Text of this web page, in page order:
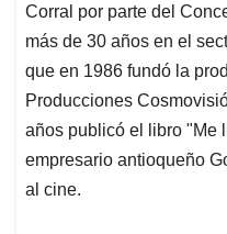
Corral por parte del
más de 30 años en el
que en 1986 fundó la
Producciones
años publicó el libro "Me
empresario antioqueño
al cine.